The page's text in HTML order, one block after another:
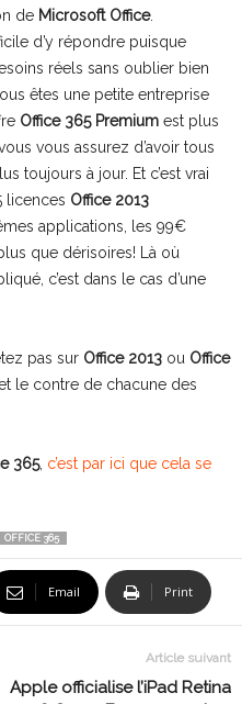
de Microsoft Office.
d’y répondre puisque
réels sans oublier bien
êtes une petite entreprise
Office 365 Premium est plus
vous assurez d’avoir tous
toujours à jour. Et c’est vrai
licences Office 2013
applications, les 99€
que dérisoires! Là où
c’est dans le cas d’une
pas sur Office 2013 ou Office
le contre de chacune des
365, c’est par ici que cela se
OFFICE 365
Email Print
Article suivant
Apple officialise l’iPad Retina